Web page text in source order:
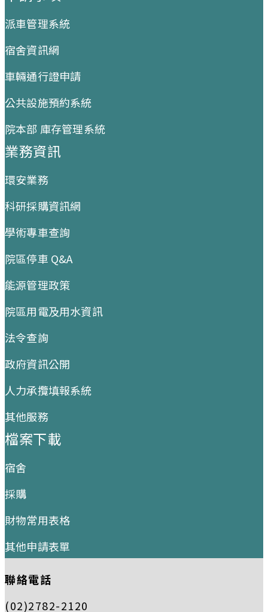
派車管理系統
宿舍資訊網
車輛通行證申請
公共設施預約系統
院本部 庫存管理系統
業務資訊
環安業務
科研採購資訊網
學術專車查詢
院區停車 Q&A
能源管理政策
院區用電及用水資訊
法令查詢
政府資訊公開
人力承攬填報系統
其他服務
檔案下載
宿舍
採購
財物常用表格
其他申請表單
聯絡電話
(02)2782-2120